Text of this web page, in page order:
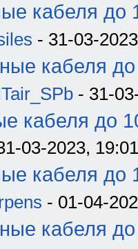
кабеля до
- 31-03-
кабеля до
- 31-
кабеля до
03-2023, 19:01
кабеля до
- 01-04-
кабеля до